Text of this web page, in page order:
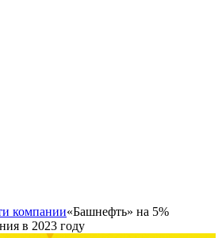
компании«Башнефть» на 5%
в 2023 году